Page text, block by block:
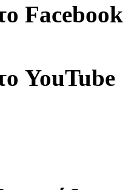
Facebook
YouTube